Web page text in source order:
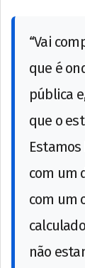
“Vai
que é
pública
que o
com um
com um
não